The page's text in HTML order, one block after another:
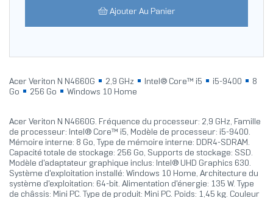
Ajouter Au Panier
Acer Veriton N N4660G 2,9 GHz Intel® Core™ i5 i5-9400
8
Go
256 Go Windows 10 Home
Acer Veriton N N4660G. Fréquence du processeur: 2,9 GHz, Famille
de processeur: Intel® Core™ i5, Modèle de processeur: i5-9400.
Mémoire interne: 8 Go, Type de mémoire interne: DDR4-SDRAM.
Capacité totale de stockage: 256 Go, Supports de stockage: SSD.
Modèle d'adaptateur graphique inclus: Intel® UHD Graphics 630.
Système d'exploitation installé: Windows 10 Home, Architecture du
système d'exploitation: 64-bit. Alimentation d'énergie: 135 W. Type
de châssis: Mini PC. Type de produit: Mini PC. Poids: 1,45 kg. Couleur